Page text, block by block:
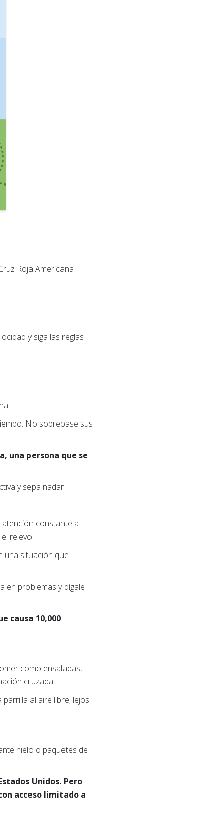
Roja Americana
y siga las reglas
No sobrepase sus
una persona que se
y sepa nadar.
atención constante a
relevo.
una situación que
en problemas y dígale
causa 10,000
como ensaladas,
cruzada.
al aire libre, lejos
hielo o paquetes de
Unidos. Pero
acceso limitado a